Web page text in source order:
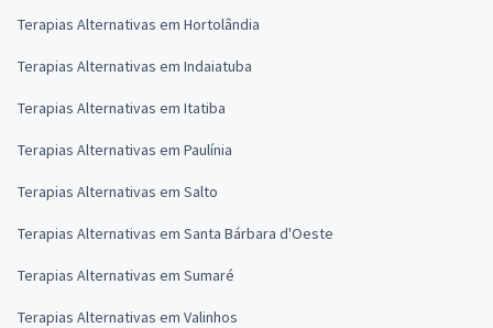
Terapias Alternativas em Hortolândia
Terapias Alternativas em Indaiatuba
Terapias Alternativas em Itatiba
Terapias Alternativas em Paulínia
Terapias Alternativas em Salto
Terapias Alternativas em Santa Bárbara d'Oeste
Terapias Alternativas em Sumaré
Terapias Alternativas em Valinhos